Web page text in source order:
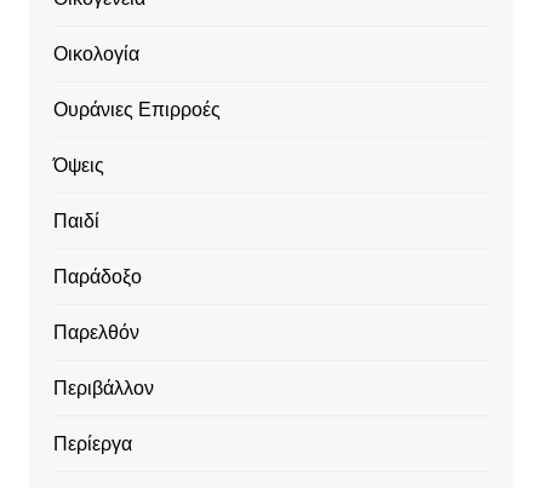
Οικολογία
Ουράνιες Επιρροές
Όψεις
Παιδί
Παράδοξο
Παρελθόν
Περιβάλλον
Περίεργα